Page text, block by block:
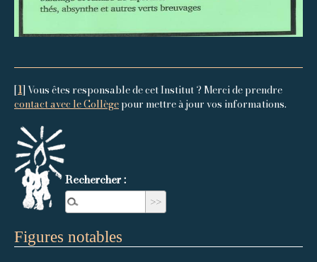
[1]Vous êtes responsable de cet Institut ? Merci de prendre
contact avec le Collège pour mettre à jour vos informations.
Rechercher :
Figures notables